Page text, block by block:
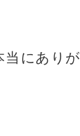
にありが